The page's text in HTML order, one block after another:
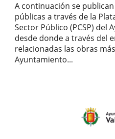
A continuación se
públicas a través de la
Sector Público (PCSP) del
desde donde a través del
relacionadas las obras
Ayuntamiento...